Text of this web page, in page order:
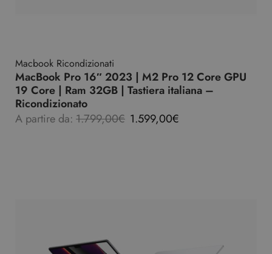
Macbook Ricondizionati
MacBook Pro 16″ 2023 | M2 Pro 12 Core GPU
19 Core | Ram 32GB | Tastiera italiana –
Ricondizionato
A partire da: 1.799,00€ 1.599,00€